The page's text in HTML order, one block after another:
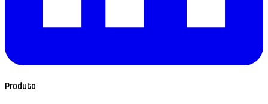
Produto